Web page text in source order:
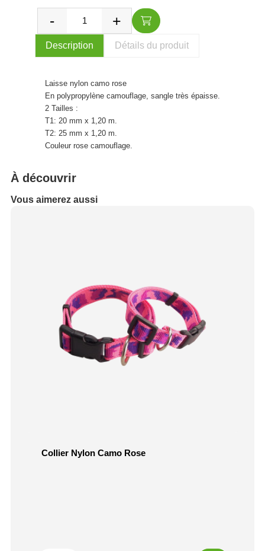
Description Détails du produit
Laisse nylon camo rose
En polypropylène camouflage, sangle très épaisse.
2 Tailles :
T1: 20 mm x 1,20 m.
T2: 25 mm x 1,20 m.
Couleur rose camouflage.
À découvrir
Vous aimerez aussi
Collier Nylon Camo Rose